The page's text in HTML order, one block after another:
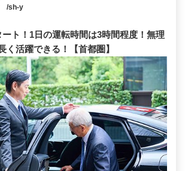
/sh-y
ト！1日の運転時間は3時間程度！無理
く活躍できる！【首都圏】